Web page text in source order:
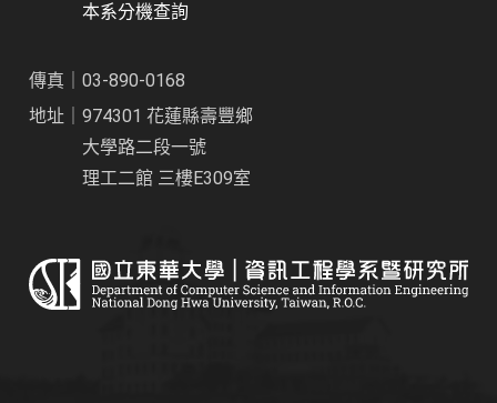
本系分機查詢
傳真｜03-890-0168
地址｜974301 花蓮縣壽豐鄉
大學路二段一號
理工二館 三樓E309室